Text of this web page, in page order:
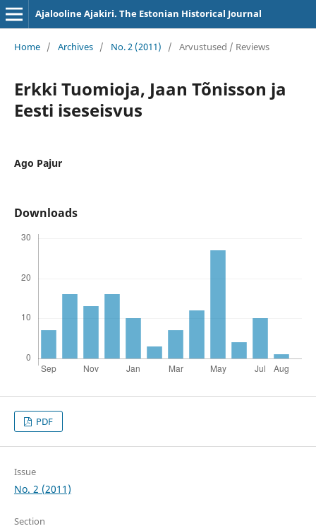
Ajalooline Ajakiri. The Estonian Historical Journal
Home / Archives / No. 2 (2011) / Arvustused / Reviews
Erkki Tuomioja, Jaan Tõnisson ja
Eesti iseseisvus
Ago Pajur
Downloads
PDF
Issue
No. 2 (2011)
Section